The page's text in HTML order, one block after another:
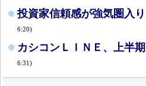
投資家信頼感が強気圏入
6:20)
カシコンＬＩＮＥ、上半
6:31)